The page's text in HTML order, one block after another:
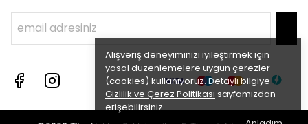
Alışveriş deneyiminizi iyileştirmek için
yasal düzenlemelere uygun çerezler
(cookies) kullanıyoruz. Detaylı bilgiye
Gizlilik ve Çerez Politikası sayfamızdan
erişebilirsiniz.